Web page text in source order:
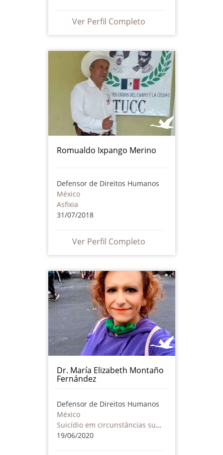
Ver Perfil Completo
Romualdo Ixpango Merino
Defensor de Direitos Humanos
México
Asfixia
31/07/2018
Ver Perfil Completo
Dr. María Elizabeth Montaño
Fernández
Defensor de Direitos Humanos
México
Suicídio em circunstâncias suspeitas
19/06/2020